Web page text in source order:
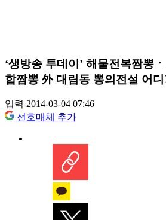
‘생방송 투데이’ 해물전복짬뽕
합짬뽕 外 대림동 뽕의전설 어디
입력 2014-03-04 07:46
선호매체 추가